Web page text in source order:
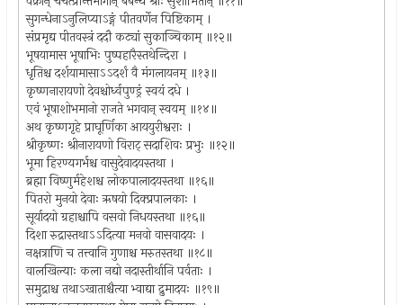
सुगन्धेनाऽनुलिप्याऽङ्गं पीतवर्णेन पिष्टिकाम् ।
संप्रमृद्य पीतवस्त्रं ददौ कट्यां सुकाञ्चिकाम् ॥१२॥
भूषयामास भूषाभिः पुष्पहारैस्तथेन्दिरा ।
धृतिश्च दर्शयामासाऽऽदर्शं वै मंगलायनम् ॥१३॥
कृष्णनारायणो देवश्चोर्ध्वपुण्ड्रं स्वयं दधे ।
एवं भूषाशोभमानो राजते भगवान् स्वयम् ॥१४॥
अथ कृष्णगृहे प्राघूर्णिका आययुरीश्वराः ।
श्रीकृष्णः श्रीनारायणो विराट् सदाशिवः प्रभुः ॥१२॥
भूमा हिरण्यगर्भश्च वासुदेवादयस्तथा ।
ब्रह्मा विष्णुर्महेशश्च लोकपालादयस्तथा ॥१६॥
पितरो मुनयो देवाः ऋषयो दिक्प्रपालकाः ।
सूर्यादयो ग्रहाश्चापि वसवो निधयस्तथा ॥१६॥
दिशा रुद्रास्तथाऽऽदित्या मनवो वासवादयः ।
नक्षत्राणि च तत्त्वानि गुणाश्च मरुतस्तथा ॥१८॥
वालखिल्याः कला नद्यो नदास्तीर्थानि पर्वताः ।
समुद्राश्च तथाऽखाताश्चैत्या भ्वाद्या द्रुमादयः ॥१९॥